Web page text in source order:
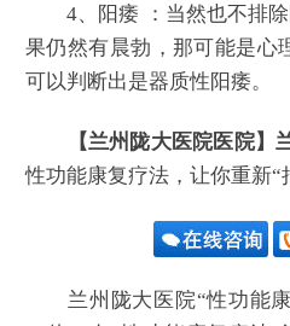
4、阳痿 ：当然也不排除
果仍然有晨勃，那可能是心
可以判断出是器质性阳痿。
【兰州陇大医院医院】
性功能康复疗法，让你重新“
兰州陇大医院“性功能康